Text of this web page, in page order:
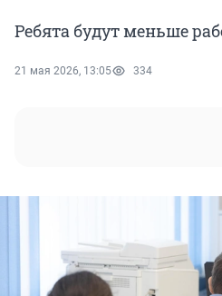
Ребята будут меньше
21 мая 2026, 13:05 334